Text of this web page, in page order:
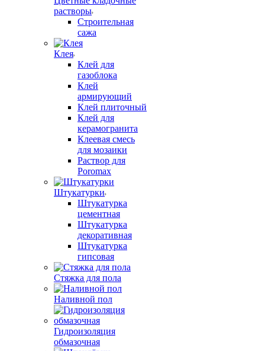
растворы
Строительная
сажа
Клея
Клей для
газоблока
Клей
армирующий
Клей плиточный
Клей для
керамогранита
Клеевая смесь
для мозаики
Раствор для
Poromax
Штукатурки
Штукатурка
цементная
Штукатурка
декоративная
Штукатурка
гипсовая
Стяжка для пола
Наливной пол
Гидроизоляция
обмазочная